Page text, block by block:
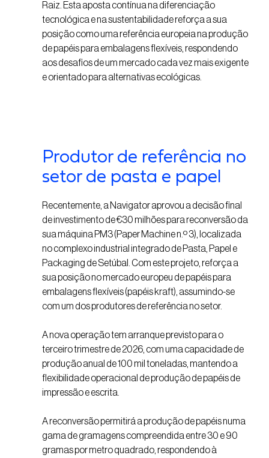
Raiz. Esta aposta contínua na diferenciação
tecnológica e na sustentabilidade reforça a sua
posição como uma referência europeia na produção
de papéis para embalagens flexíveis, respondendo
aos desafios de um mercado cada vez mais exigente
e orientado para alternativas ecológicas.
Produtor de referência no
setor de pasta e papel
Recentemente, a Navigator aprovou a decisão final
de investimento de €30 milhões para reconversão da
sua máquina PM3 (Paper Machine n.º 3), localizada
no complexo industrial integrado de Pasta, Papel e
Packaging de Setúbal. Com este projeto, reforça a
sua posição no mercado europeu de papéis para
embalagens flexíveis (papéis kraft), assumindo-se
com um dos produtores de referência no setor.
A nova operação tem arranque previsto para o
terceiro trimestre de 2026, com uma capacidade de
produção anual de 100 mil toneladas, mantendo a
flexibilidade operacional de produção de papéis de
impressão e escrita.
A reconversão permitirá a produção de papéis numa
gama de gramagens compreendida entre 30 e 90
gramas por metro quadrado, respondendo à